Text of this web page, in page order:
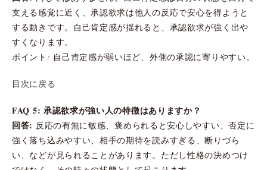
支える感覚に近く、承認欲求は他人の反応で安心を得ようと
する動きです。自己肯定感が揺れると、承認欲求が強く出や
すくなります。
ポイント: 自己肯定感が弱いほど、外側の承認に寄りやすい。
目次に戻る
FAQ 5: 承認欲求が強い人の特徴はありますか？
回答: 反応の有無に敏感、褒められると安心しやすい、否定に
強く落ち込みやすい、相手の期待を読みすぎる、断りづら
い、などが見られることがあります。ただし性格の決めつけ